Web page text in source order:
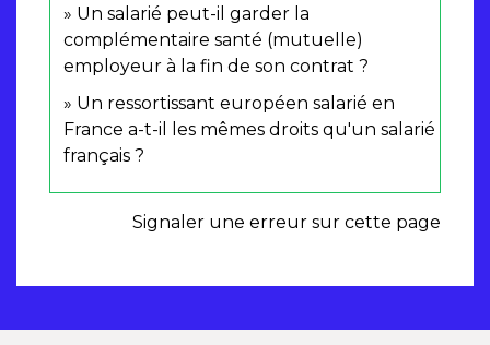
Un salarié peut-il garder la
complémentaire santé (mutuelle)
employeur à la fin de son contrat ?
Un ressortissant européen salarié en
France a-t-il les mêmes droits qu'un salarié
français ?
Signaler une erreur sur cette page